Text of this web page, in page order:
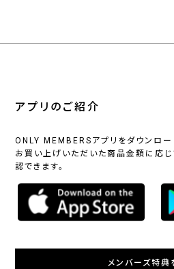
アプリのご紹介
ONLY MEMBERSアプリをダウンロー
お買い上げいただいた商品金額に応じ
認できます。
メンバーズ特典